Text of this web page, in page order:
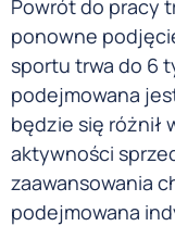
Powrót do pracy
ponowne
sportu trwa do 6
podejmowana
będzie się różnił
aktywności
zaawansowania
podejmowana